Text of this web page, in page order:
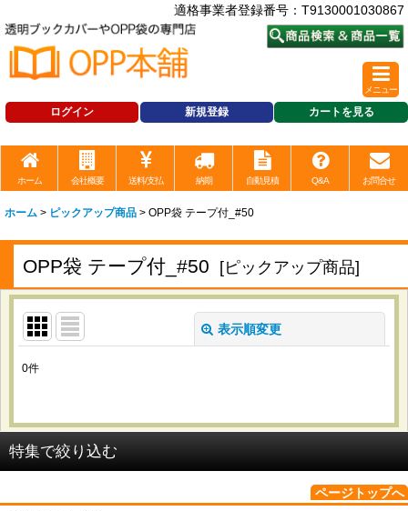
適格事業者登録番号：T9130001030867
ログイン 新規登録 カートを見る
メニュー
ホーム 会社概要 送料/支払 納期 自動見積 Q&A お問合せ
ホーム > ピックアップ商品 > OPP袋 テープ付_#50
OPP袋 テープ付_#50 [ピックアップ商品]
表示順変更
並び順:
0件
特集で絞り込む
OPP袋 テープ付_#25
ページトップへ